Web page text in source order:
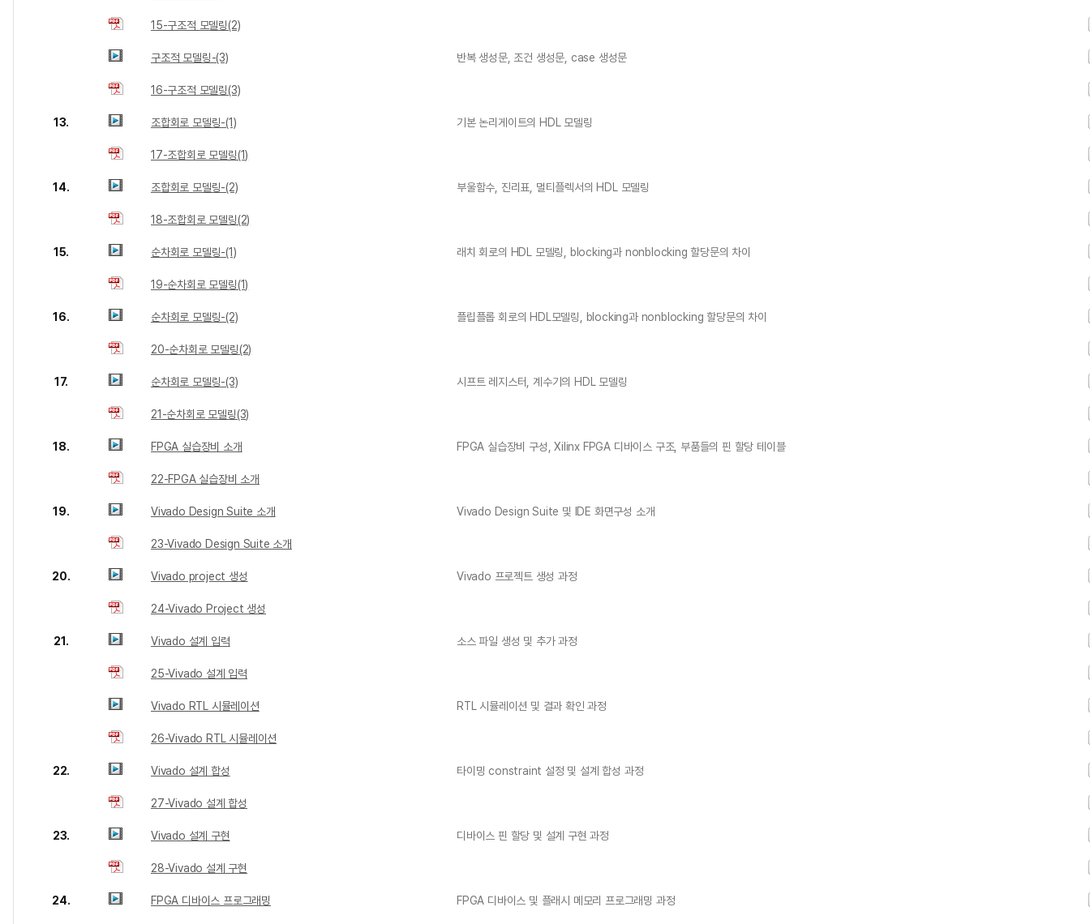
15-구조적 모델링(2)
구조적 모델링-(3) 반복 생성문, 조건 생성문, case 생성문
16-구조적 모델링(3)
13. 조합회로 모델링-(1) 기본 논리게이트의 HDL 모델링
17-조합회로 모델링(1)
14. 조합회로 모델링-(2) 부울함수, 진리표, 멀티플렉서의 HDL 모델링
18-조합회로 모델링(2)
15. 순차회로 모델링-(1) 래치 회로의 HDL 모델링, blocking과 nonblocking 할당문의 차이
19-순차회로 모델링(1)
16. 순차회로 모델링-(2) 플립플롭 회로의 HDL모델링, blocking과 nonblocking 할당문의 차이
20-순차회로 모델링(2)
17. 순차회로 모델링-(3) 시프트 레지스터, 계수기의 HDL 모델링
21-순차회로 모델링(3)
18. FPGA 실습장비 소개 FPGA 실습장비 구성, Xilinx FPGA 디바이스 구조, 부품들의 핀 할당 테이블
22-FPGA 실습장비 소개
19. Vivado Design Suite 소개 Vivado Design Suite 및 IDE 화면구성 소개
23-Vivado Design Suite 소개
20. Vivado project 생성 Vivado 프로젝트 생성 과정
24-Vivado Project 생성
21. Vivado 설계 입력 소스 파일 생성 및 추가 과정
25-Vivado 설계 입력
Vivado RTL 시뮬레이션 RTL 시뮬레이션 및 결과 확인 과정
26-Vivado RTL 시뮬레이션
22. Vivado 설계 합성 타이밍 constraint 설정 및 설계 합성 과정
27-Vivado 설계 합성
23. Vivado 설계 구현 디바이스 핀 할당 및 설계 구현 과정
28-Vivado 설계 구현
24. FPGA 디바이스 프로그래밍 FPGA 디바이스 및 플래시 메모리 프로그래밍 과정